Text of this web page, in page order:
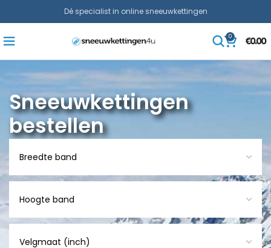
Dé specialist in online sneeuwkettingen
0
€0.00
Sneeuwkettingen
bestellen